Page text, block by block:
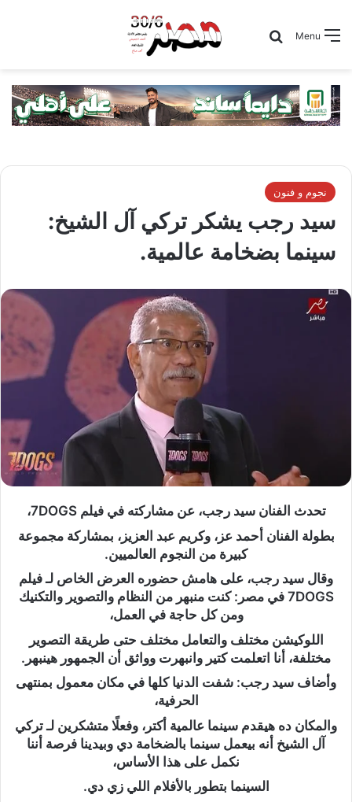
Menu
Search for
نجوم و فنون
سيد رجب يشكر تركي آل الشيخ:
سينما بضخامة عالمية.
تحدث الفنان سيد رجب، عن مشاركته في فيلم 7DOGS،
بطولة الفنان أحمد عز، وكريم عبد العزيز، بمشاركة مجموعة
كبيرة من النجوم العالميين.
وقال سيد رجب، على هامش حضوره العرض الخاص لـ فيلم
7DOGS في مصر: كنت منبهر من النظام والتصوير والتكنيك
ومن كل حاجة في العمل،
اللوكيشن مختلف والتعامل مختلف حتى طريقة التصوير
مختلفة، أنا اتعلمت كتير وانبهرت وواثق أن الجمهور هينبهر.
وأضاف سيد رجب: شفت الدنيا كلها في مكان معمول بمنتهى
الحرفية،
والمكان ده هيقدم سينما عالمية أكتر، وفعلًا متشكرين لـ تركي
آل الشيخ أنه بيعمل سينما بالضخامة دي وبيدينا فرصة أننا
نكمل على هذا الأساس،
السينما بتطور بالأفلام اللي زي دي.